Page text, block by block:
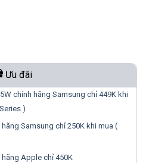
Ưu đãi
chính hãng Samsung chỉ 449K khi
)
Samsung chỉ 250K khi mua (
Apple chỉ 450K